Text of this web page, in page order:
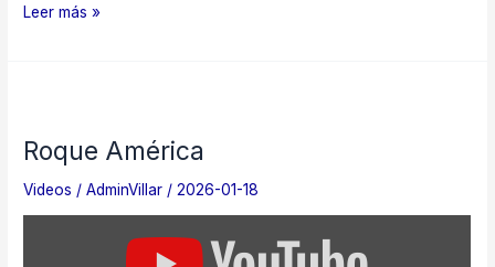
Alto
Leer más »
Roque América
Videos /AdminVillar /2026-01-18